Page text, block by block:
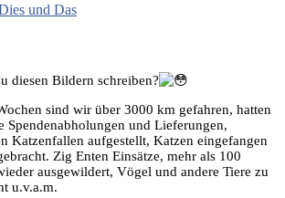
und Das
diesen Bildern schreiben?
sind wir über 3000 km gefahren, hatten
Spendenabholungen und Lieferungen,
Katzenfallen aufgestellt, Katzen eingefangen
Zig Enten Einsätze, mehr als 100
ausgewildert, Vögel und andere Tiere zu
u.v.a.m.